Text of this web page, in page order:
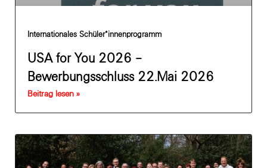
Internationales Schüler*innenprogramm
USA for You 2026 –
Bewerbungsschluss 22.Mai 2026
Beitrag lesen »